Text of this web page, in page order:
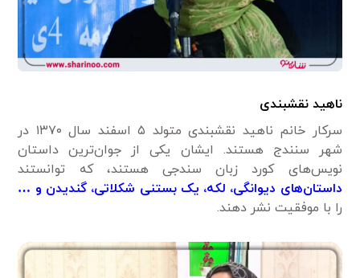
ناهید نقشبندی
سرکار خانم ناهید نقشبندی متولد ۵ اسفند سال ۱۳۷۰ در
شهر سنندج هستند. ایشان یکی از جوان‌ترین داستان
نویس‌های کورد زبان سندجی هستند، که توانستند
داستان‌های دیوانگی، لکه، یک بستنی شکلاتی، گندیدن و …
را با موفقیت نشر دهند.